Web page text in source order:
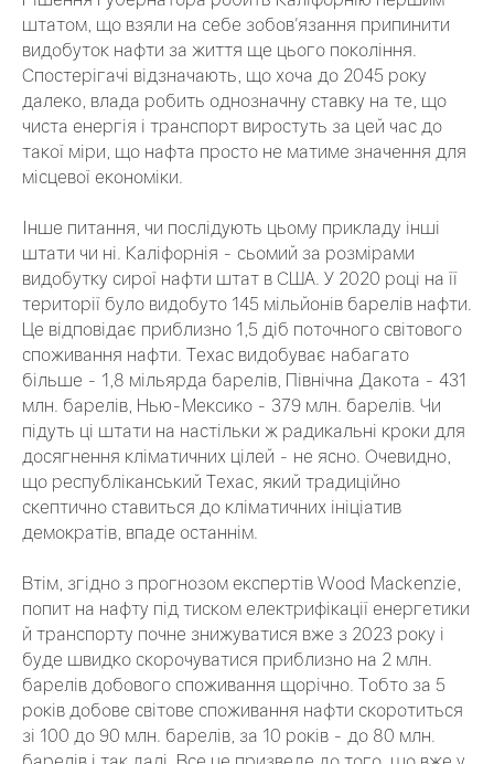
штатом, що взяли на себе зобов'язання припинити
видобуток нафти за життя ще цього покоління.
Спостерігачі відзначають, що хоча до 2045 року
далеко, влада робить однозначну ставку на те, що
чиста енергія і транспорт виростуть за цей час до
такої міри, що нафта просто не матиме значення для
місцевої економіки.
Інше питання, чи послідують цьому прикладу інші
штати чи ні. Каліфорнія - сьомий за розмірами
видобутку сирої нафти штат в США. У 2020 році на її
території було видобуто 145 мільйонів барелів нафти.
Це відповідає приблизно 1,5 діб поточного світового
споживання нафти. Техас видобуває набагато
більше - 1,8 мільярда барелів, Північна Дакота - 431
млн. барелів, Нью-Мексико - 379 млн. барелів. Чи
підуть ці штати на настільки ж радикальні кроки для
досягнення кліматичних цілей - не ясно. Очевидно,
що республіканський Техас, який традиційно
скептично ставиться до кліматичних ініціатив
демократів, впаде останнім.
Втім, згідно з прогнозом експертів Wood Mackenzie,
попит на нафту під тиском електрифікації енергетики
й транспорту почне знижуватися вже з 2023 року і
буде швидко скорочуватися приблизно на 2 млн.
барелів добового споживання щорічно. Тобто за 5
років добове світове споживання нафти скоротиться
зі 100 до 90 млн. барелів, за 10 років - до 80 млн.